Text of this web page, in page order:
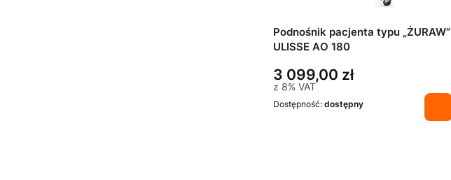
Podnośnik pacjenta typu „ŻURAW”
ULISSE AO 180
3 099,00 zł
z 8% VAT
Dostępność: dostępny